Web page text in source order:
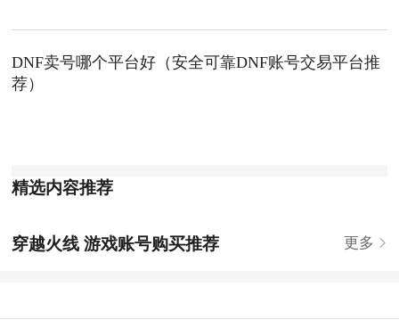
DNF卖号哪个平台好（安全可靠DNF账号交易平台推
荐）
精选内容推荐
穿越火线 游戏账号购买推荐 更多